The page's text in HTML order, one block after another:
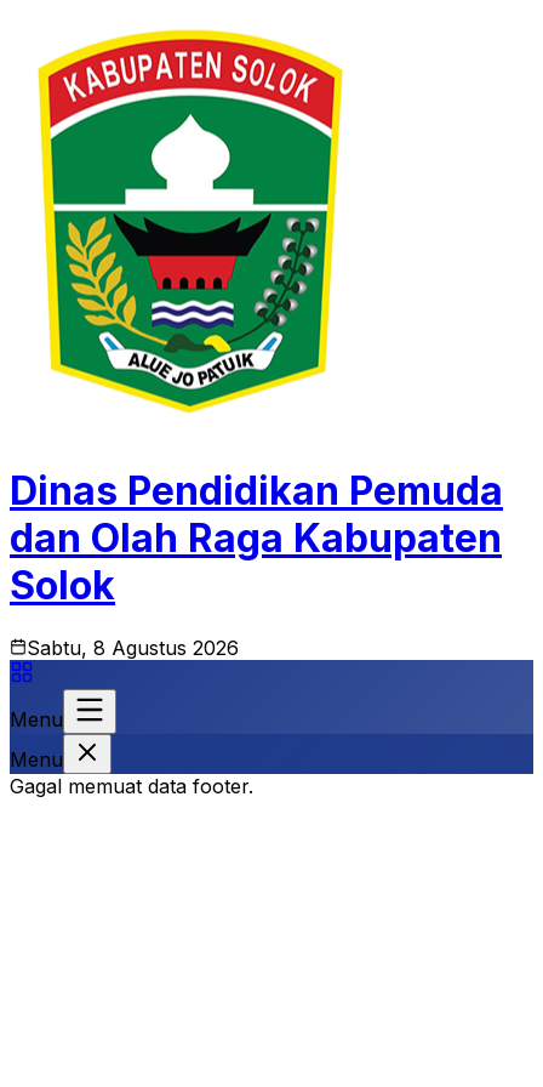
Dinas Pendidikan Pemuda
dan Olah Raga Kabupaten
Solok
Sabtu, 8 Agustus 2026
Menu
Menu
Gagal memuat data footer.